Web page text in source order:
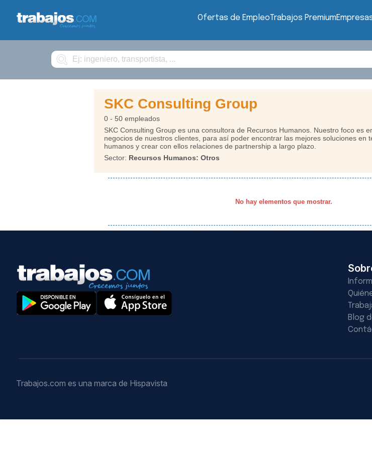
Ofertas de EmpleoTrabajos Premium
Buscar
SKC Consulting Group
0 - 50 empleados
SKC Consulting Group es una consultora de Recursos Humanos. Nuestro foco es
negocios de nuestros clientes, para así poder encontrar las mejores soluciones en
humanos y crear con ellos relaciones de partnership a largo plazo.
Sector: Recursos Humanos: Otros
No hay elementos que mostrar.
Blog
Trabajos.com es una marca de Hispavista